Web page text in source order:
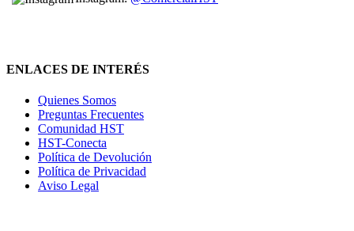
ENLACES DE INTERÉS
Quienes Somos
Preguntas Frecuentes
Comunidad HST
HST-Conecta
Política de Devolución
Política de Privacidad
Aviso Legal